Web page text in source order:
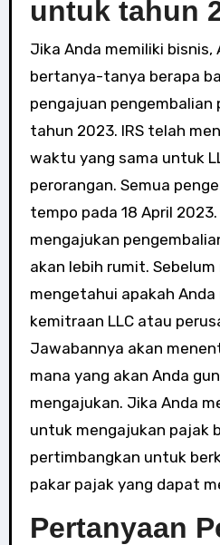
untuk tahun
Jika Anda memiliki bisnis,
bertanya-tanya berapa
pengajuan pengembalian
tahun 2023. IRS telah
waktu yang sama untuk
perorangan. Semua
tempo pada 18 April
mengajukan
akan lebih rumit.
mengetahui apakah
kemitraan LLC atau
Jawabannya akan
mana yang akan Anda
mengajukan. Jika Anda
untuk mengajukan pajak
pertimbangkan untuk
pakar pajak yang dapat
Pertanyaan